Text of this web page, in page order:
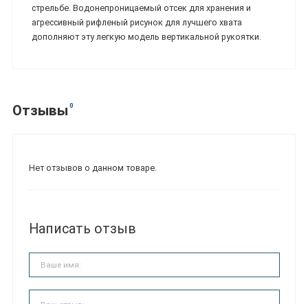
стрельбе. Водонепроницаемый отсек для хранения и
агрессивный рифленый рисунок для лучшего хвата
дополняют эту легкую модель вертикальной рукоятки.
Отзывы 0
Нет отзывов о данном товаре.
Написать отзыв